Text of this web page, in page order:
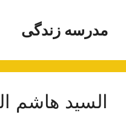
محتوامدرسه زندگی
السيد هاشم